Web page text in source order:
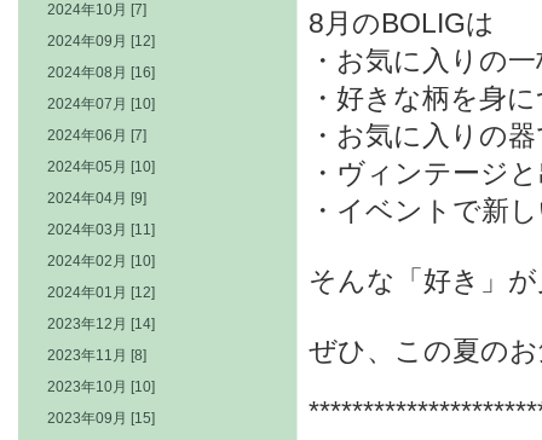
8月のBOLIGは
・お気に入りの
・好きな柄を身
・お気に入りの
・ヴィンテージ
・イベントで新
そんな「好き」
ぜひ、この夏の
2024年10月 [7]
2024年09月 [12]
2024年08月 [16]
2024年07月 [10]
2024年06月 [7]
2024年05月 [10]
2024年04月 [9]
2024年03月 [11]
2024年02月 [10]
2024年01月 [12]
2023年12月 [14]
2023年11月 [8]
2023年10月 [10]
2023年09月 [15]